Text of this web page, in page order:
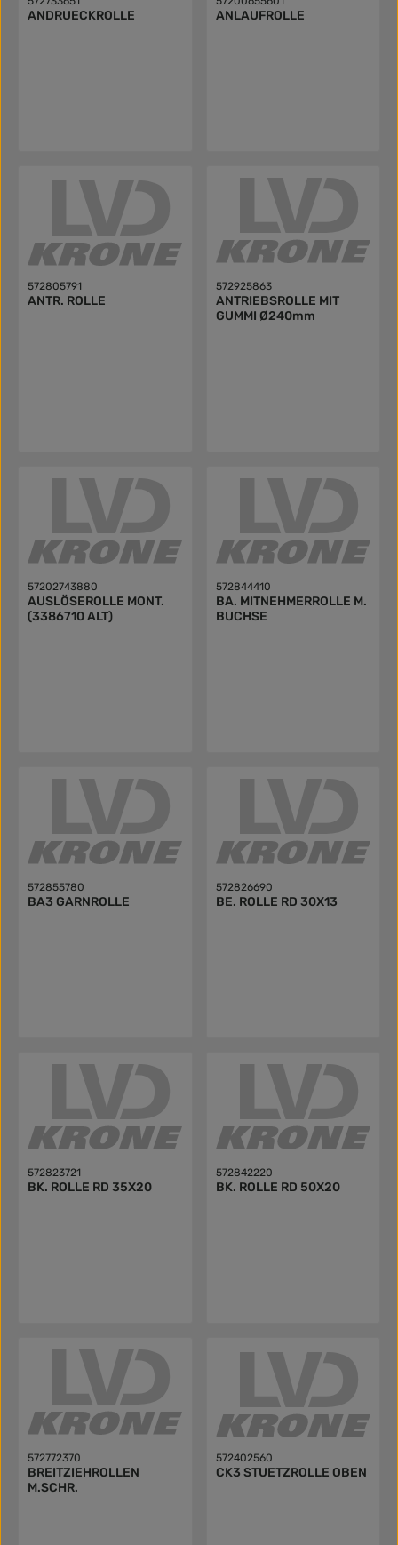
ANDRUECKROLLE ANLAUFROLLE
572805791
ANTR. ROLLE
572925863
ANTRIEBSROLLE MIT
GUMMI Ø240mm
57202743880
AUSLÖSEROLLE MONT.
(3386710 ALT)
572844410
BA. MITNEHMERROLLE M.
BUCHSE
572855780
BA3 GARNROLLE
572826690
BE. ROLLE RD 30X13
572823721
BK. ROLLE RD 35X20
572842220
BK. ROLLE RD 50X20
572772370
BREITZIEHROLLEN
M.SCHR.
572402560
CK3 STUETZROLLE OBEN